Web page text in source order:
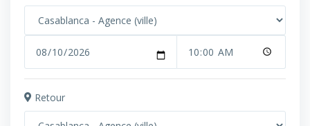
Retour